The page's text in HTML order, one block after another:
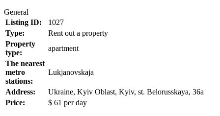
General
Listing ID:
1027
Type:
Rent out a property
Property
type:
apartment
The nearest
metro
stations:
Lukjanovskaja
Address:
Ukraine, Kyiv Oblast, Kyiv, st. Belorusskaya, 36a
Price:
$ 61 per day